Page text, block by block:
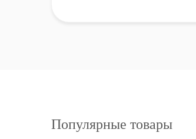
Популярные товары